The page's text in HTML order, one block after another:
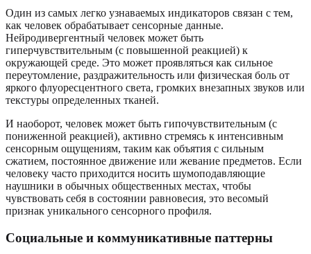
Один из самых легко узнаваемых индикаторов связан с тем,
как человек обрабатывает сенсорные данные.
Нейродивергентный человек может быть
гиперчувствительным (с повышенной реакцией) к
окружающей среде. Это может проявляться как сильное
переутомление, раздражительность или физическая боль от
яркого флуоресцентного света, громких внезапных звуков или
текстуры определенных тканей.
И наоборот, человек может быть гипочувствительным (с
пониженной реакцией), активно стремясь к интенсивным
сенсорным ощущениям, таким как объятия с сильным
сжатием, постоянное движение или жевание предметов. Если
человеку часто приходится носить шумоподавляющие
наушники в обычных общественных местах, чтобы
чувствовать себя в состоянии равновесия, это весомый
признак уникального сенсорного профиля.
Социальные и коммуникативные паттерны